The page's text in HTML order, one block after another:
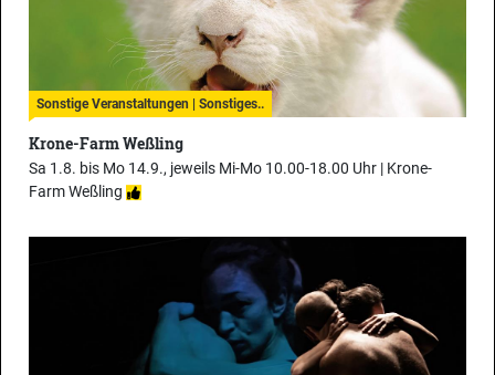
Sonstige Veranstaltungen | Sonstiges..
Krone-Farm Weßling
Sa 1.8. bis Mo 14.9., jeweils Mi-Mo 10.00-18.00 Uhr | Krone-
Farm Weßling